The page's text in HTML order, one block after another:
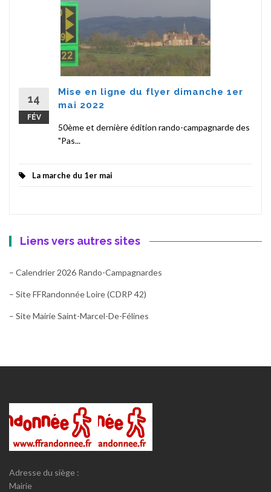
14
FÉV
Mise en ligne du flyer dimanche 1er
mai 2022
50ème et dernière édition rando-campagnarde des
"Pas...
La marche du 1er mai
Liens vers autres sites
– Calendrier 2026 Rando-Campagnardes
– Site FFRandonnée Loire (CDRP 42)
– Site Mairie Saint-Marcel-De-Félines
Adresse du siège :
Mairie